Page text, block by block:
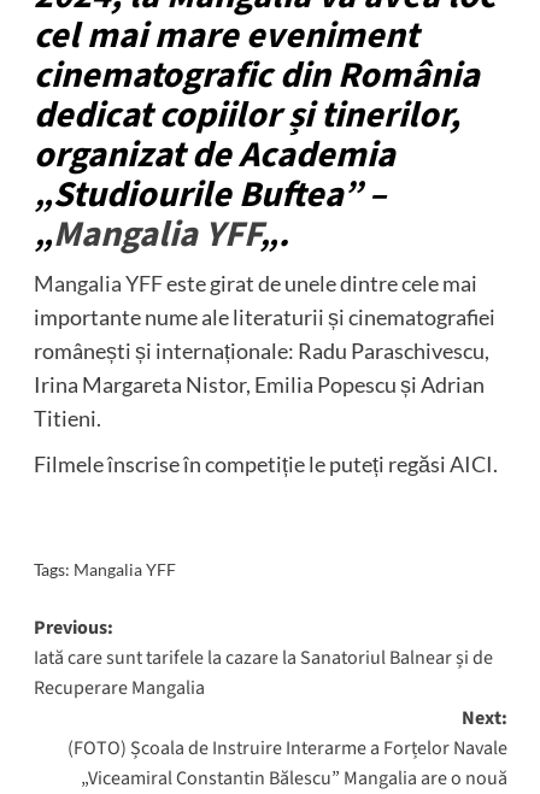
cel mai mare eveniment
cinematografic din România
dedicat copiilor și tinerilor,
organizat de Academia
„Studiourile Buftea” –
„Mangalia YFF„.
Mangalia YFFeste girat de unele dintre cele mai
importante nume ale literaturii și cinematografiei
românești și internaționale: Radu Paraschivescu,
Irina Margareta Nistor, Emilia Popescu și Adrian
Titieni.
Filmele înscrise în competiție le puteți regăsiAICI.
Tags: Mangalia YFF
Post
navigation
Previous:
Iată care sunt tarifele la cazare la Sanatoriul Balnear și de
Recuperare Mangalia
Next:
(FOTO) Școala de Instruire Interarme a Forțelor Navale
„Viceamiral Constantin Bălescu” Mangalia are o nouă